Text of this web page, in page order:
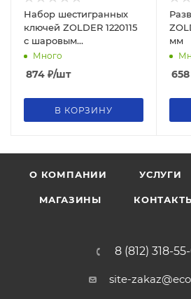
Набор шестигранных
ключей ZOLDER 1220115
с шаровым
наконечником 9
предметов
Много
874 ₽/шт
В КОРЗИНУ
мм
658
О КОМПАНИИ УСЛУГИ
МАГАЗИНЫ
8 (812) 318-
site-